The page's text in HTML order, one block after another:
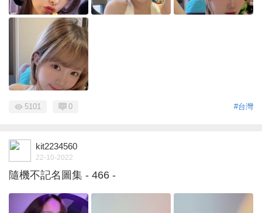
#台灣
5101 0
kit2234560
22-10-2022
隨機不記名圖集 - 466 -